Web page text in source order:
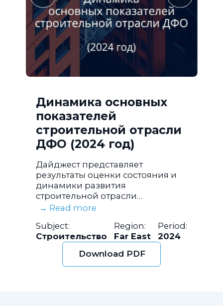
Динамика основных
показателей
строительной отрасли
ДФО (2024 год)
Дайджест представляет
результаты оценки состояния и
динамики развития
строительной отрасли
Дальневосточного федерального
Проанализированы данные об
объемах выполненных
строительных работ, структуре
объектов строительства,
численности и заработной плате
→ Read more
Download PDF
Subject:
Строительство
Region:
Far East
Period:
2024